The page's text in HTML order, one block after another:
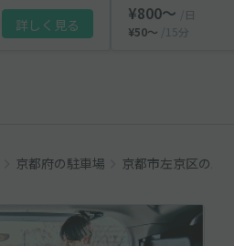
詳しく見る
¥800〜
/日
¥50〜
/15分
京都府の駐車場 京都市左京区の駐